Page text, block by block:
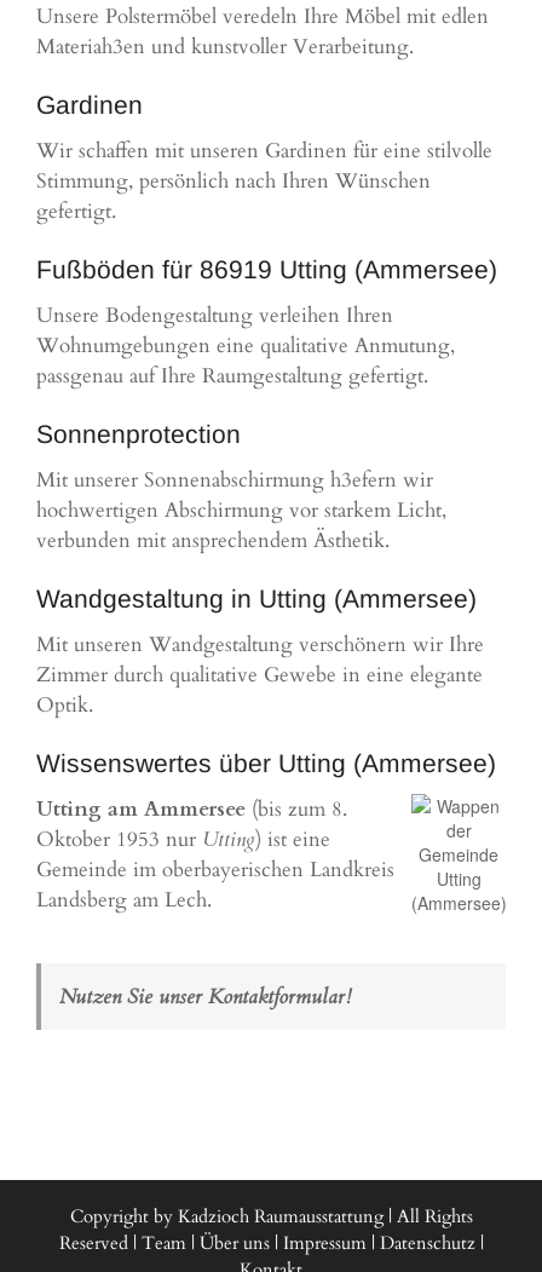
Unsere Polstermöbel veredeln Ihre Möbel mit edlen
Materiah3en und kunstvoller Verarbeitung.
Gardinen
Wir schaffen mit unseren Gardinen für eine stilvolle
Stimmung, persönlich nach Ihren Wünschen
gefertigt.
Fußböden für 86919 Utting (Ammersee)
Unsere Bodengestaltung verleihen Ihren
Wohnumgebungen eine qualitative Anmutung,
passgenau auf Ihre Raumgestaltung gefertigt.
Sonnenprotection
Mit unserer Sonnenabschirmung h3efern wir
hochwertigen Abschirmung vor starkem Licht,
verbunden mit ansprechendem Ästhetik.
Wandgestaltung in Utting (Ammersee)
Mit unseren Wandgestaltung verschönern wir Ihre
Zimmer durch qualitative Gewebe in eine elegante
Optik.
Wissenswertes über Utting (Ammersee)
Utting am Ammersee (bis zum 8.
Oktober 1953 nur Utting) ist eine
Gemeinde im oberbayerischen Landkreis
Landsberg am Lech.
Nutzen Sie unser Kontaktformular!
Copyright by Kadzioch Raumausstattung | All Rights
Reserved | Team| Über uns| Impressum| Datenschutz|